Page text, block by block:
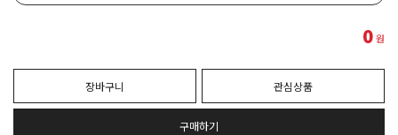
0원
장바구니 관심상품
구매하기